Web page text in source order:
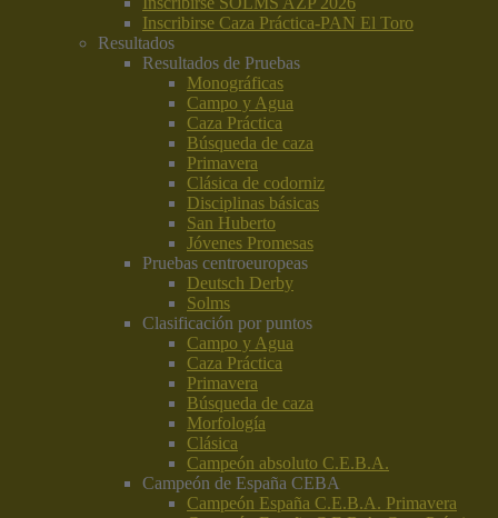
Inscribirse Caza Práctica-PAN El Toro
Resultados
Resultados de Pruebas
Monográficas
Campo y Agua
Caza Práctica
Búsqueda de caza
Primavera
Clásica de codorniz
Disciplinas básicas
San Huberto
Jóvenes Promesas
Pruebas centroeuropeas
Deutsch Derby
Solms
Clasificación por puntos
Campo y Agua
Caza Práctica
Primavera
Búsqueda de caza
Morfología
Clásica
Campeón absoluto C.E.B.A.
Campeón de España CEBA
Campeón España C.E.B.A. Primavera